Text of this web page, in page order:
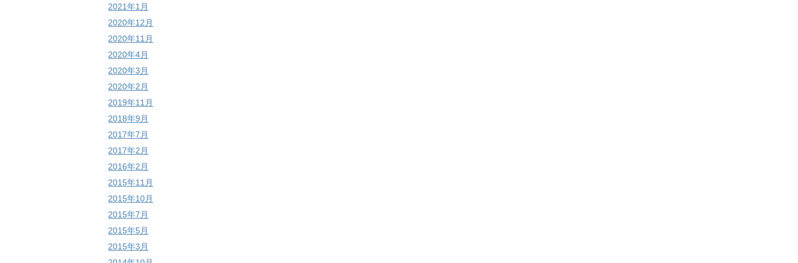
2021年1月
2020年12月
2020年11月
2020年4月
2020年3月
2020年2月
2019年11月
2018年9月
2017年7月
2017年2月
2016年2月
2015年11月
2015年10月
2015年7月
2015年5月
2015年3月